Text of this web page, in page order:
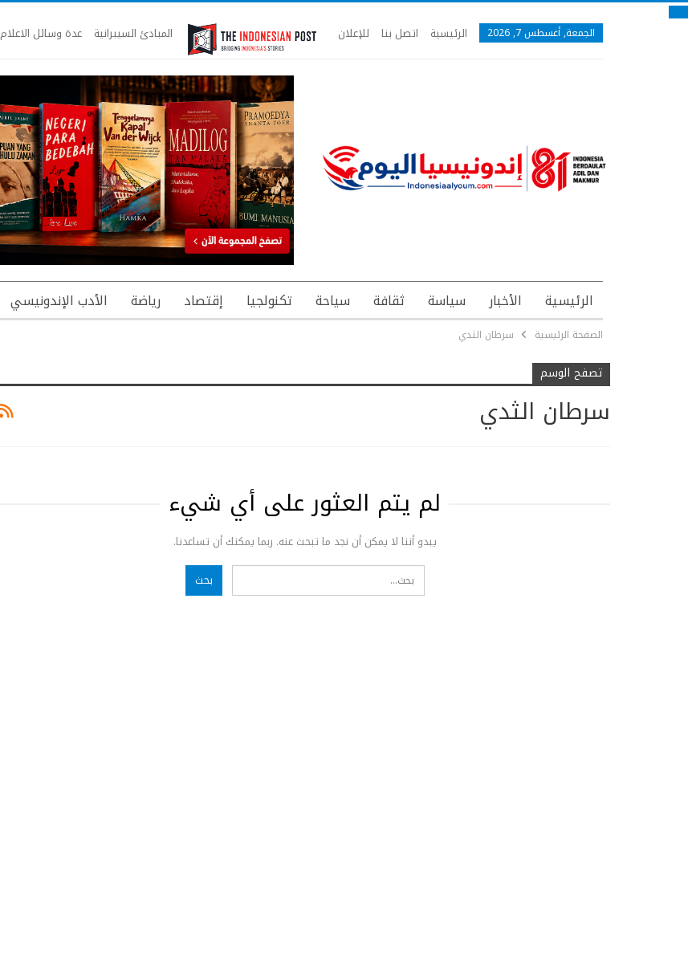
الجمعة, أغسطس 7, 2026 الرئيسية اتصل بنا للإعلان المبادئ السيبرانية عدة وسائل الاعلام
الرئيسية الأخبار سياسة ثقافة سياحة تكنولجيا إقتصاد رياضة الأدب الإندونيسي
الصفحة الرئيسية سرطان الثدي
تصفح الوسم
سرطان الثدي
لم يتم العثور على أي شيء
يبدو أننا لا يمكن أن نجد ما تبحث عنه. ربما يمكنك أن تساعدنا.